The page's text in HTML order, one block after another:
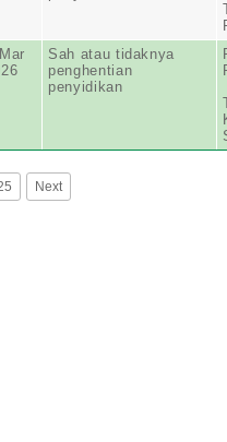
Sah atau tidaknya
penghentian
penyidikan
Next